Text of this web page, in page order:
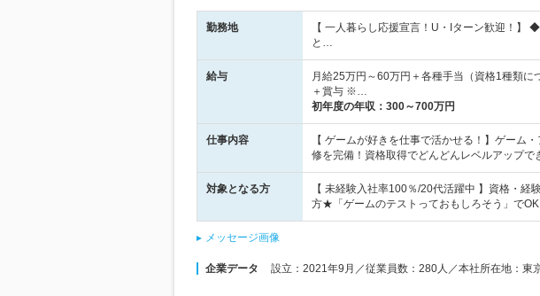
勤務地
【 一人暮らし応援宣言！U・Iターン歓迎！
と…
給与
月給25万円～60万円＋各種手当（資格1種類に
＋賞与 ※…
初年度の年収： 300～700万円
仕事内容
【 ゲームが好きを仕事で活かせる！】ゲーム
修を完備！資格取得でどんどんレベルアップで
対象となる方
【 未経験入社率100％/20代活躍中 】資格・
方★「ゲームのテストっておもしろそう」でOK
メッセージ画像
企業データ 設立：2021年9月／従業員数：280人／本社所在地：東